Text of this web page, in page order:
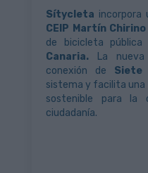
Sítycleta incorpora
CEIP Martín Chirino
de bicicleta pública
Canaria. La nueva
conexión de Siete
sistema y facilita
sostenible para la
ciudadanía.